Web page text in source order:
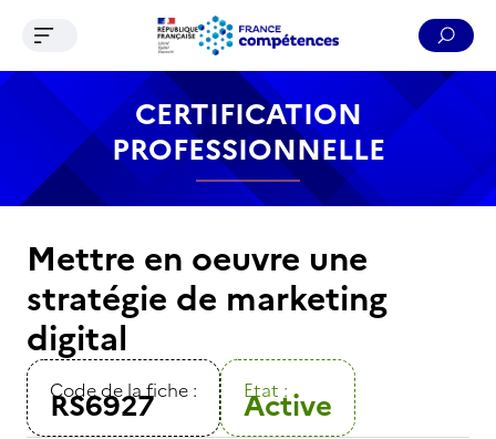
Contenu Recherche Menu Pied de page
Ouvrir le menu de navigation
CERTIFICATION
PROFESSIONNELLE
Mettre en oeuvre une
stratégie de marketing
digital
Code de la fiche :
RS6927 Etat :
Active